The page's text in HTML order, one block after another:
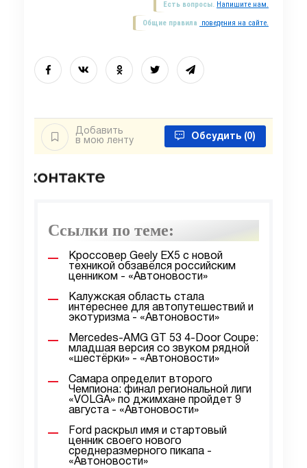
Есть вопросы. Напишите нам.
Общие правила поведения на сайте.
Добавить
в мою ленту
Обсудить (0)
Ссылки по теме:
Кроссовер Geely EX5 с новой
техникой обзавёлся российским
ценником - «Автоновости»
Калужская область стала
интереснее для автопутешествий и
экотуризма - «Автоновости»
Mercedes-AMG GT 53 4-Door Coupe:
младшая версия со звуком рядной
«шестёрки» - «Автоновости»
Самара определит второго
Чемпиона: финал региональной лиги
«VOLGA» по джимхане пройдет 9
августа - «Автоновости»
Ford раскрыл имя и стартовый
ценник своего нового
среднеразмерного пикапа -
«Автоновости»